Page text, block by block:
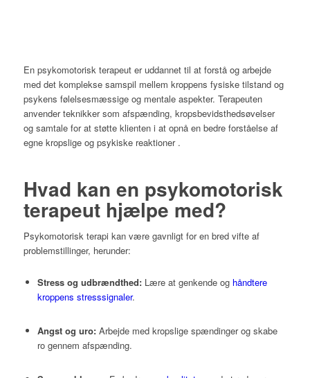
En psykomotorisk terapeut er uddannet til at forstå og arbejde
med det komplekse samspil mellem kroppens fysiske tilstand og
psykens følelsesmæssige og mentale aspekter. Terapeuten
anvender teknikker som afspænding, kropsbevidsthedsøvelser
og samtale for at støtte klienten i at opnå en bedre forståelse af
egne kropslige og psykiske reaktioner.​
Hvad kan en psykomotorisk
terapeut hjælpe med?
Psykomotorisk terapi kan være gavnligt for en bred vifte af
problemstillinger, herunder:
Stress og udbrændthed: Lære at genkende og håndtere
kroppens stresssignaler.
Angst og uro: Arbejde med kropslige spændinger og skabe
ro gennem afspænding.